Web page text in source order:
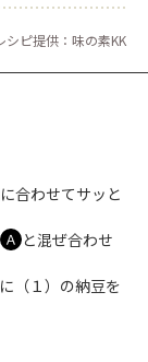
シピ提供：味の素KK
合わせてサッと
Ａ と混ぜ合わせ
（１）の納豆を